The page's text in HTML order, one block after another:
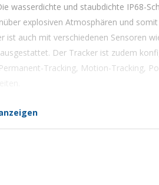
wasserdichte und staubdichte IP68-
explosiven Atmosphären und
ist auch mit verschiedenen Sensoren
Der Tracker ist zudem
Tracking, Motion-Tracking,
und ist in der Lage, dein Eigentum
Benachrichtigungen zu senden,